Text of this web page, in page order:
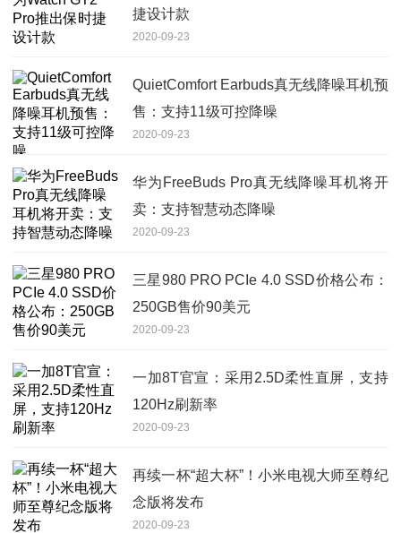
捷设计款
2020-09-23
QuietComfort Earbuds真无线降噪耳机预
售：支持11级可控降噪
2020-09-23
华为FreeBuds Pro真无线降噪耳机将开
卖：支持智慧动态降噪
2020-09-23
三星980 PRO PCIe 4.0 SSD价格公布：
250GB售价90美元
2020-09-23
一加8T官宣：采用2.5D柔性直屏，支持
120Hz刷新率
2020-09-23
再续一杯“超大杯”！小米电视大师至尊纪
念版将发布
2020-09-23